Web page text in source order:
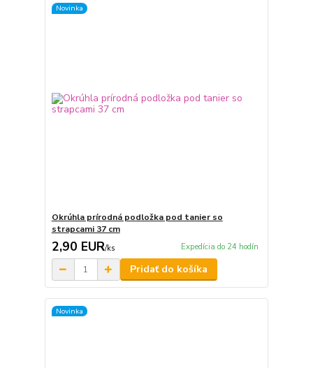
Novinka
Okrúhla prírodná podložka pod tanier so
strapcami 37 cm
2,90 EUR/ks Expedícia do 24 hodín
Pridať do košíka
Novinka